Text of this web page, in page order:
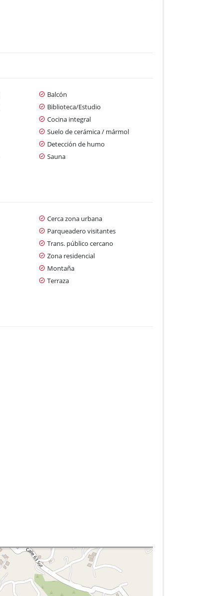
Balcón
Biblioteca/Estudio
Cocina integral
Suelo de cerámica / mármol
Detección de humo
Sauna
Cerca zona urbana
Parqueadero visitantes
Trans. público cercano
Zona residencial
Montaña
Terraza